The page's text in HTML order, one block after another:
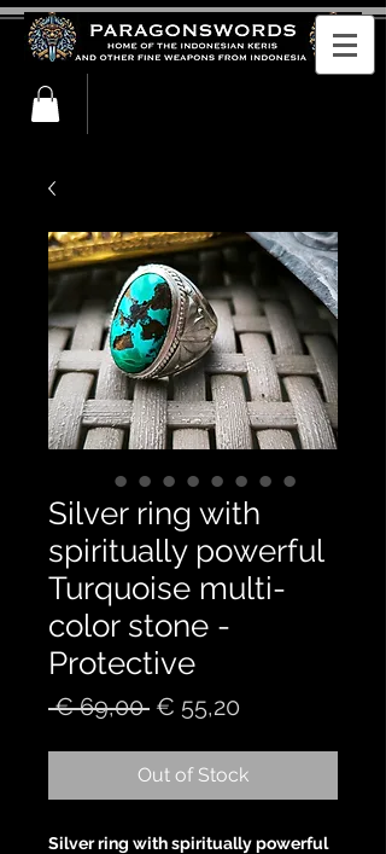
Silver ring with
spiritually powerful
Turquoise multi-
color stone -
Protective
€ 69,00 Regular
€ 55,20
Out of Stock
Silver ring with spiritually powerful